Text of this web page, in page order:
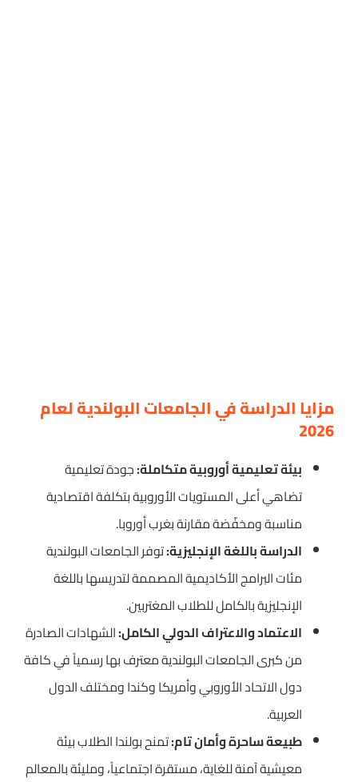
مزايا الدراسة في الجامعات البولندية لعام
2026
بيئة تعليمية أوروبية متكاملة:جودة تعليمية
تضاهي أعلى المستويات الأوروبية بتكلفة اقتصادية
مناسبة ومخفّضة مقارنة بغرب أوروبا.
الدراسة باللغة الإنجليزية:توفر الجامعات البولندية
مئات البرامج الأكاديمية المصممة لتدريسها باللغة
الإنجليزية بالكامل للطلاب المغتربين.
الاعتماد والاعتراف الدولي الكامل:الشهادات الصادرة
من كبرى الجامعات البولندية معترف بها رسمياً في كافة
دول الاتحاد الأوروبي وأمريكا وكندا ومختلف الدول
العربية.
طبيعة ساحرة وأمان تام:تمنح بولندا الطلاب بيئة
معيشية آمنة للغاية، مستقرة اجتماعياً، ومليئة بالمعالم